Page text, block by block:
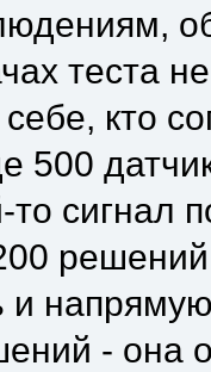
теста
кто
500
то сигнал
и
- она